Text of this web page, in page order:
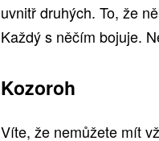
uvnitř druhých. To, že
Každý s něčím bojuje.
Kozoroh
Víte, že nemůžete mít